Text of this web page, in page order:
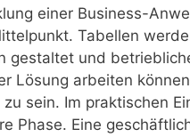
einer Business-
Tabellen
gestaltet und
Lösung arbeiten
sein. Im praktischen
Phase. Eine